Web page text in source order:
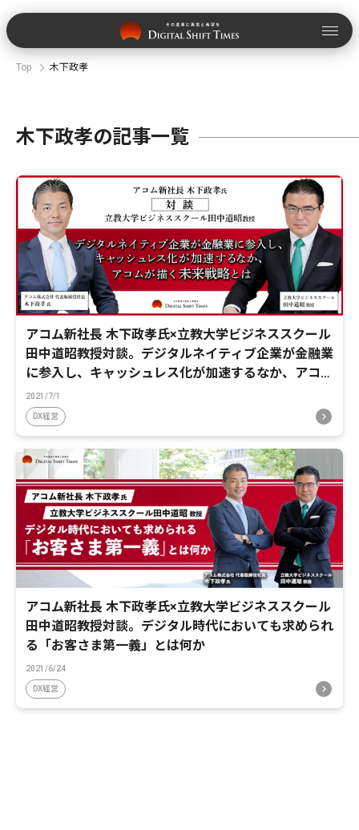
Top 木下政孝
木下政孝の記事一覧
アコム新社長 木下政孝氏×立教大学ビジネススクール
田中道昭教授対談。デジタルネイティブ企業が金融業
に参入し、キャッシュレス化が加速するなか、アコム
が描く未来戦略とは
2021/7/1
DX経営
アコム新社長 木下政孝氏×立教大学ビジネススクール
田中道昭教授対談。デジタル時代においても求められ
る「お客さま第一義」とは何か
2021/6/24
DX経営